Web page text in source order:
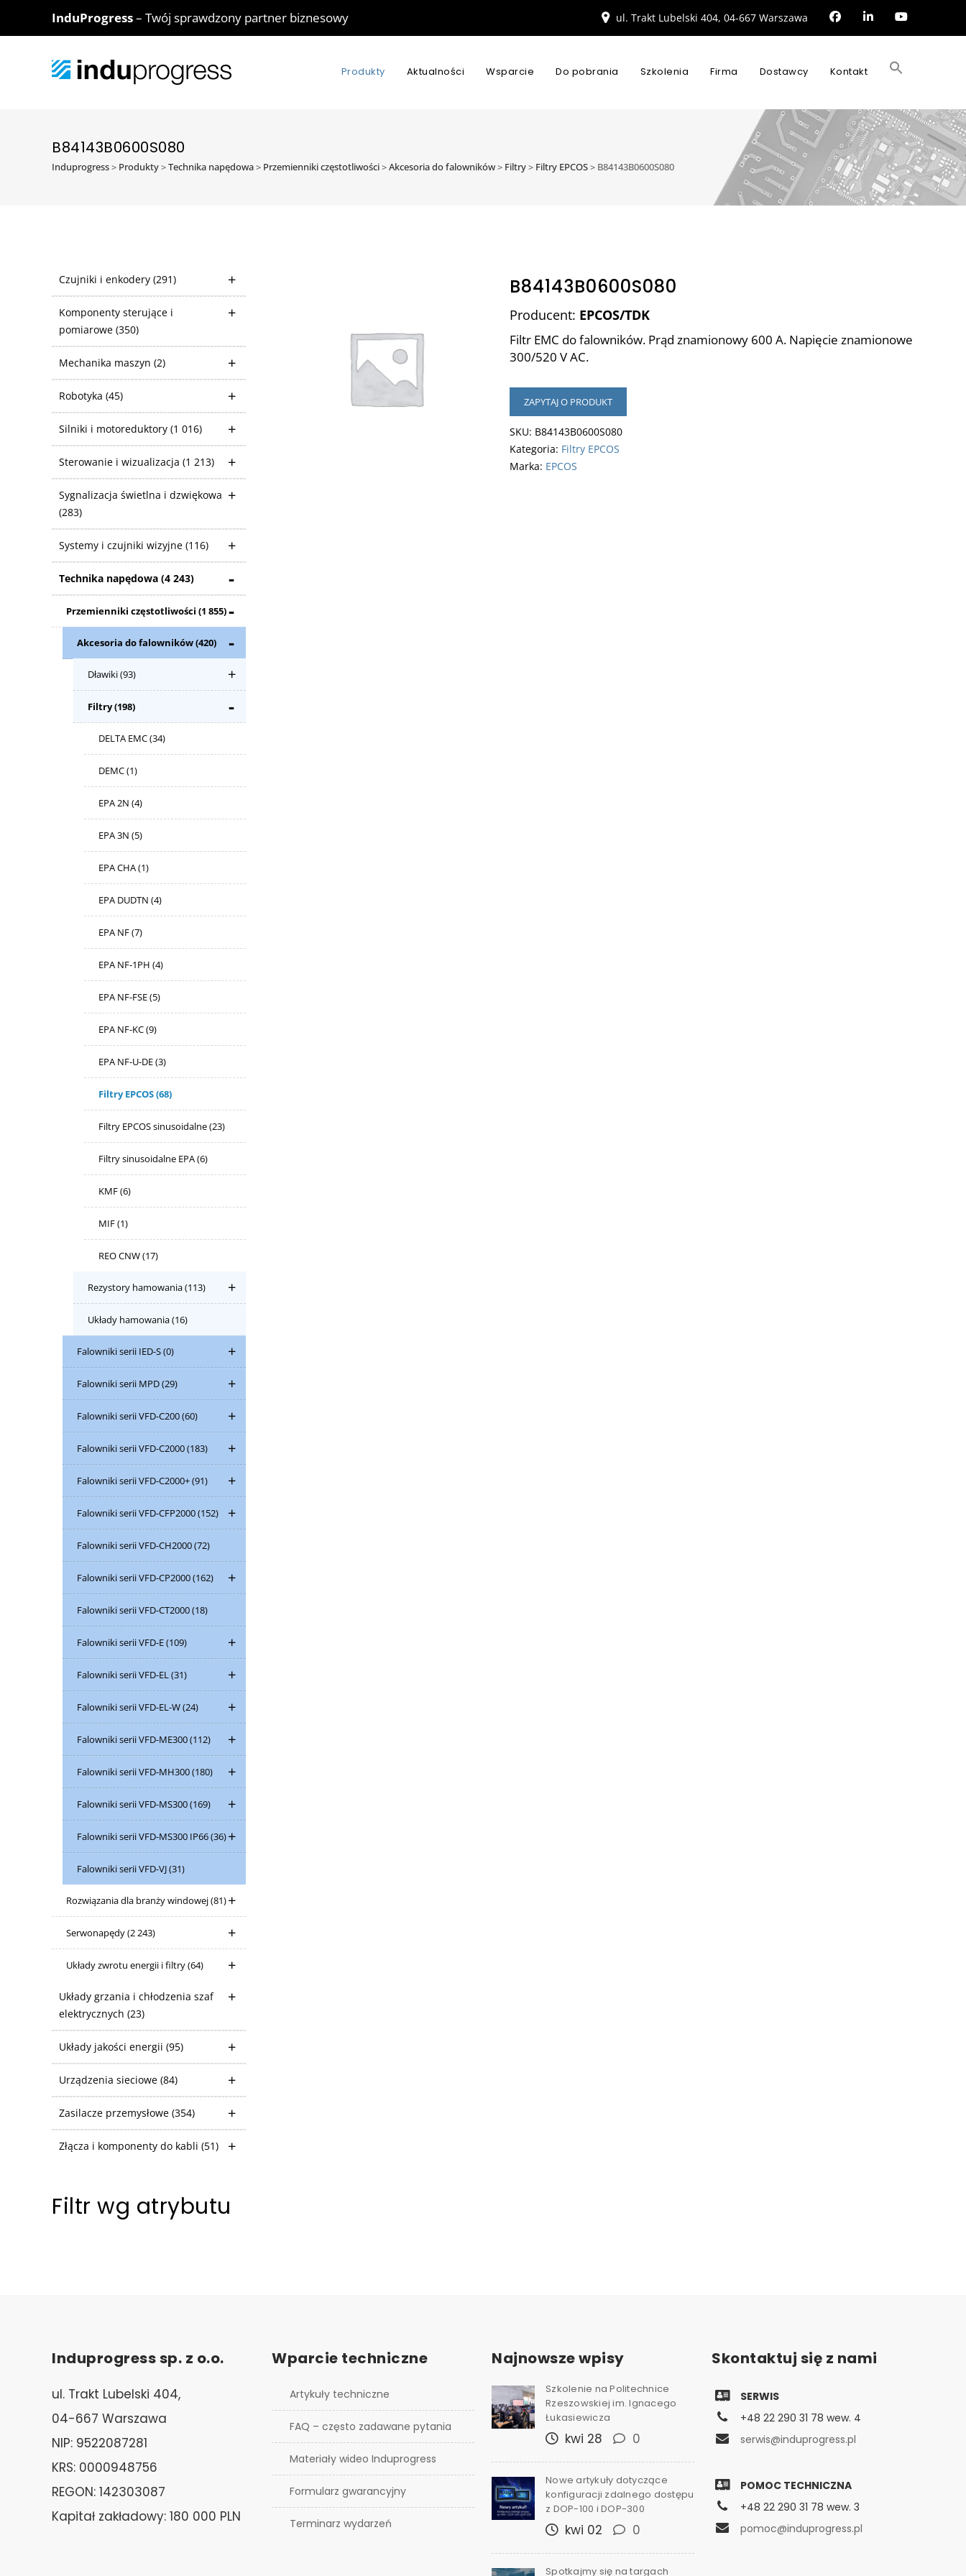
InduProgress– Twój sprawdzony partner biznesowy ul. Trakt Lubelski 404, 04-667 Warszawa
Produkty Aktualności Wsparcie Do pobrania Szkolenia Firma Dostawcy Kontakt
B84143B0600S080
Induprogress> Produkty>Technika napędowa> Przemienniki częstotliwości>Akcesoria do falowników> Filtry> Filtry EPCOS> B84143B0600S080
Czujniki i enkodery (291)
Komponenty sterujące i
pomiarowe (350)
Mechanika maszyn (2)
Robotyka (45)
Silniki i motoreduktory (1 016)
Sterowanie i wizualizacja (1 213)
Sygnalizacja świetlna i dzwiękowa
(283)
Systemy i czujniki wizyjne (116)
Technika napędowa (4 243)
Przemienniki częstotliwości (1 855)
Akcesoria do falowników(420)
Dławiki(93)
Filtry(198)
DELTA EMC(34)
DEMC(1)
EPA 2N (4)
EPA 3N (5)
EPA CHA(1)
EPA DUDTN (4)
EPA NF(7)
EPA NF-1PH (4)
EPA NF-FSE(5)
EPA NF-KC(9)
EPA NF-U-DE(3)
Filtry EPCOS(68)
Filtry EPCOS sinusoidalne(23)
Filtry sinusoidalne EPA(6)
KMF(6)
MIF(1)
REO CNW(17)
Rezystory hamowania(113)
Układy hamowania(16)
Falowniki serii IED-S(0)
Falowniki serii MPD(29)
Falowniki serii VFD-C200(60)
Falowniki serii VFD-C2000(183)
Falowniki serii VFD-C2000+(91)
Falowniki serii VFD-CFP2000(152)
Falowniki serii VFD-CH2000(72)
Falowniki serii VFD-CP2000(162)
Falowniki serii VFD-CT2000(18)
Falowniki serii VFD-E(109)
Falowniki serii VFD-EL(31)
Falowniki serii VFD-EL-W(24)
Falowniki serii VFD-ME300(112)
Falowniki serii VFD-MH300(180)
Falowniki serii VFD-MS300(169)
Falowniki serii VFD-MS300 IP66(36)
Falowniki serii VFD-VJ(31)
Rozwiązania dla branży windowej(81)
Serwonapędy(2 243)
Układy zwrotu energii i filtry(64)
Układy grzania i chłodzenia szaf
elektrycznych (23)
Układy jakości energii (95)
Urządzenia sieciowe (84)
Zasilacze przemysłowe (354)
Złącza i komponenty do kabli (51)
Filtr wg atrybutu
B84143B0600S080
Producent: EPCOS/TDK
Filtr EMC do falowników. Prąd znamionowy 600 A. Napięcie znamionowe
300/520 V AC.
ZAPYTAJ O PRODUKT
SKU: B84143B0600S080
Kategoria: Filtry EPCOS
Marka: EPCOS
Induprogress sp. z o.o.
ul. Trakt Lubelski 404,
04-667 Warszawa
NIP: 9522087281
KRS: 0000948756
REGON: 142303087
Kapitał zakładowy: 180 000 PLN
Wparcie techniczne
Artykuły techniczne
FAQ – często zadawane pytania
Materiały wideo Induprogress
Formularz gwarancyjny
Terminarz wydarzeń
Najnowsze wpisy
Szkolenie na Politechnice
Rzeszowskiej im. Ignacego
Łukasiewicza
kwi 28 0
Nowe artykuły dotyczące
konfiguracji zdalnego dostępu
z DOP-100 i DOP-300
kwi 02 0
Spotkajmy się na targach
Skontaktuj się z nami
SERWIS
+48 22 290 31 78 wew. 4
serwis@induprogress.pl
POMOC TECHNICZNA
+48 22 290 31 78 wew. 3
pomoc@induprogress.pl